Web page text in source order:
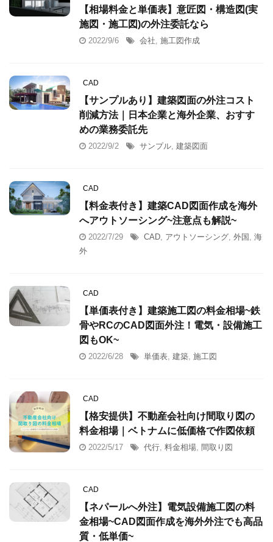
【相場料金と単価表】意匠図・構造図(実
施図・施工図)の外注委託なら
2022/9/6 会社 施工図作成
CAD
【サンプルあり】建築図面の外注コスト
削減方法｜日本企業と海外企業、おすす
めの業務委託先
2022/9/2 サンプル 建築図面
CAD
【料金表付き】建築CAD図面作成を海外
へアウトソーシング~注意点も解説~
2022/7/29 CAD アウトソーシング 外国 海
外
CAD
【単価表付き】建築施工図の料金相場~鉄
骨やRCのCAD図面外注！電気・設備施工
図もOK~
2022/6/28 単価表 建築 施工図
CAD
【格安提供】不動産会社向け間取り図の
料金相場｜ベトナムに低価格で作図依頼
2022/5/17 代行 料金相場 間取り図
CAD
【ネパールへ外注】電気設備施工図の料
金相場~CAD図面作成を海外外注でも高品
質・低単価~